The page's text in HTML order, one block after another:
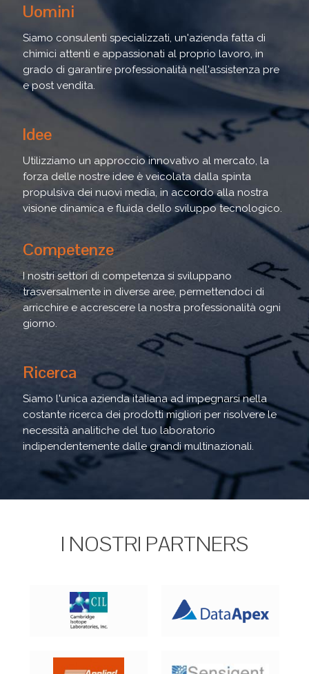
Uomini
Siamo consulenti specializzati, un'azienda fatta di
chimici attenti e appassionati al proprio lavoro, in
grado di garantire professionalità nell'assistenza pre
e post vendita.
Idee
Utilizziamo un approccio innovativo al mercato, la
forza delle nostre idee è veicolata dalla spinta
propulsiva dei nuovi media, in accordo alla nostra
visione dinamica e fluida dello sviluppo tecnologico.
Competenze
I nostri settori di competenza si sviluppano
trasversalmente in diverse aree, permettendoci di
arricchire e accrescere la nostra professionalità ogni
giorno.
Ricerca
Siamo l'unica azienda italiana ad impegnarsi nella
costante ricerca dei prodotti migliori per risolvere le
necessità analitiche del tuo laboratorio
indipendentemente dalle grandi multinazionali.
I NOSTRI PARTNERS